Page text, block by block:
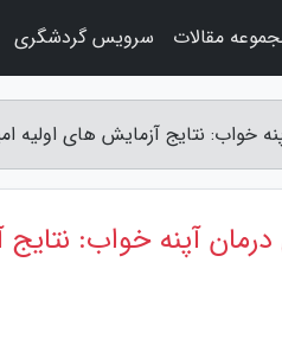
خواب: نتایج آزمایش های اولیه
آپنه خواب: نتایج
مقالات سرویس گردشگری